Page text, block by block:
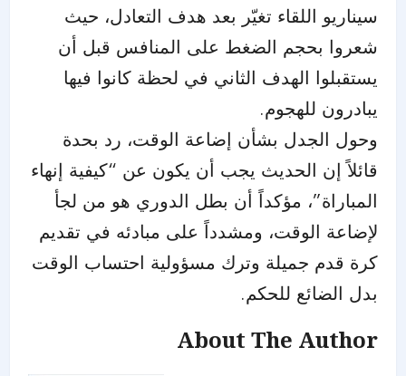
سيناريو اللقاء تغيّر بعد هدف التعادل، حيث
شعروا بحجم الضغط على المنافس قبل أن
يستقبلوا الهدف الثاني في لحظة كانوا فيها
يبادرون للهجوم.
وحول الجدل بشأن إضاعة الوقت، رد بحدة
قائلاً إن الحديث يجب أن يكون عن “كيفية إنهاء
المباراة”، مؤكداً أن بطل الدوري هو من لجأ
لإضاعة الوقت، ومشدداً على مبادئه في تقديم
كرة قدم جميلة وترك مسؤولية احتساب الوقت
بدل الضائع للحكم.
About The Author